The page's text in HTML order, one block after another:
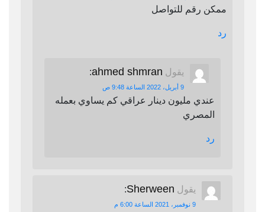
ممكن رقم للتواصل
رد
يقول ahmed shmran
:
9 أبريل، 2022 الساعة 9:48 ص
عندي مليون دينار عراقي كم يساوي بعمله
المصري
رد
يقول Sherween
:
9 نوفمبر، 2021 الساعة 6:00 م